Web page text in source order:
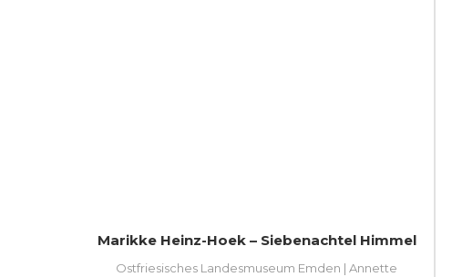
Marikke Heinz-Hoek – Siebenachtel Himmel
Ostfriesisches Landesmuseum Emden | Annette